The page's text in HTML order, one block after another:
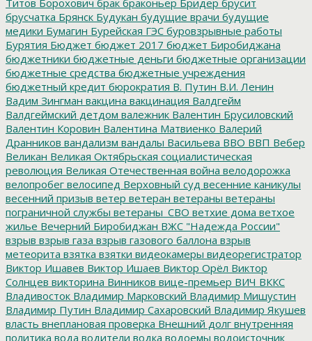
брусчатка Брянск Будукан будущие врачи будущие
медики Бумагин Бурейская ГЭС буровзрывные работы
Бурятия Бюджет бюджет 2017 бюджет Биробиджана
бюджетники бюджетные деньги бюджетные организации
бюджетные средства бюджетные учреждения
бюджетный кредит бюрократия В. Путин В.И. Ленин
Вадим Зингман вакцина вакцинация Валдгейм
Валдгеймский детдом валежник Валентин Брусиловский
Валентин Коровин Валентина Матвиенко Валерий
Дранников вандализм вандалы Васильева ВВО ВВП Вебер
Великан Великая Октябрьская социалистическая
революция Великая Отечественная война велодорожка
велопробег велосипед Верховный суд весенние каникулы
весенний призыв ветер ветеран ветераны ветераны
пограничной службы ветераны_СВО ветхие дома ветхое
жилье Вечерний Биробиджан ВЖС "Надежда России"
взрыв взрыв газа взрыв газового баллона взрыв
метеорита взятка взятки видеокамеры видеорегистратор
Виктор Ишавев Виктор Ишаев Виктор Орёл Виктор
Солнцев викторина Винников вице-премьер ВИЧ ВККС
Владивосток Владимир Марковский Владимир Мишустин
Владимир Путин Владимир Сахаровский Владимир Якушев
власть внеплановая проверка Внешний долг внутренняя
политика вода водители водка водоемы водоисточник